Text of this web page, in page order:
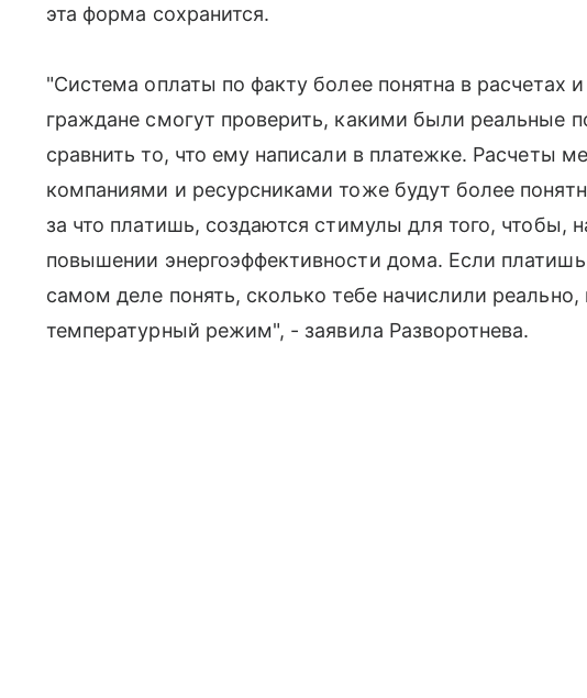
эта форма сохранится.
"Система оплаты по факту более понятна в расчетах
граждане смогут проверить, какими были реальные
сравнить то, что ему написали в платежке. Расчеты
компаниями и ресурсниками тоже будут более
за что платишь, создаются стимулы для того, чтобы,
повышении энергоэффективности дома. Если
самом деле понять, сколько тебе начислили
температурный режим", - заявила Разворотнева.